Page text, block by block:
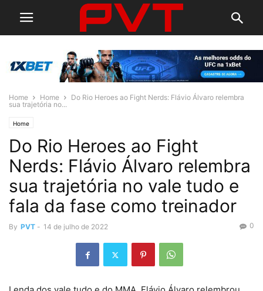
Home Home
Do Rio Heroes ao Fight Nerds: Flávio Álvaro relembra
sua trajetória no...
Home
Do Rio Heroes ao Fight
Nerds: Flávio Álvaro relembra
sua trajetória no vale tudo e
fala da fase como treinador
By PVT - 14 de julho de 2022 0